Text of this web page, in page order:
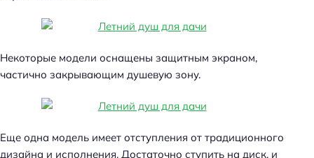
Некоторые модели оснащены защитным экраном,
частично закрывающим душевую зону.
Еще одна модель имеет отступления от традиционного
дизайна и исполнения. Достаточно ступить на диск, и